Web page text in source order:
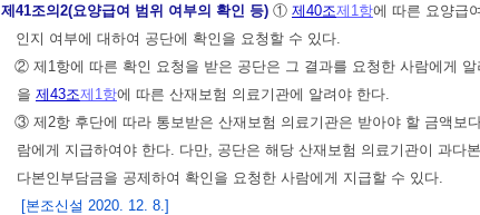
제41조의2(요양급여 범위 여부의 확인 등) ① 제40조제1항에 따른 요양급
인지 여부에 대하여 공단에 확인을 요청할 수 있다.
② 제1항에 따른 확인 요청을 받은 공단은 그 결과를 요청한 사람에게
을 제43조제1항에 따른 산재보험 의료기관에 알려야 한다.
③ 제2항 후단에 따라 통보받은 산재보험 의료기관은 받아야 할 금액보
람에게 지급하여야 한다. 다만, 공단은 해당 산재보험 의료기관이 과다
다본인부담금을 공제하여 확인을 요청한 사람에게 지급할 수 있다.
[본조신설 2020. 12. 8.]